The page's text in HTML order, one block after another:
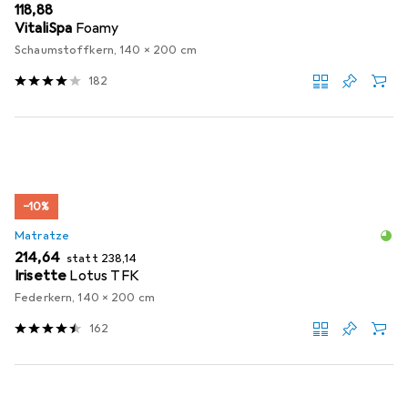
EUR
118,88
VitaliSpa Foamy
Schaumstoffkern, 140 x 200 cm
182
−10%
Matratze
EUR
214,64 statt EUR
238,14
Irisette Lotus TFK
Federkern, 140 x 200 cm
162